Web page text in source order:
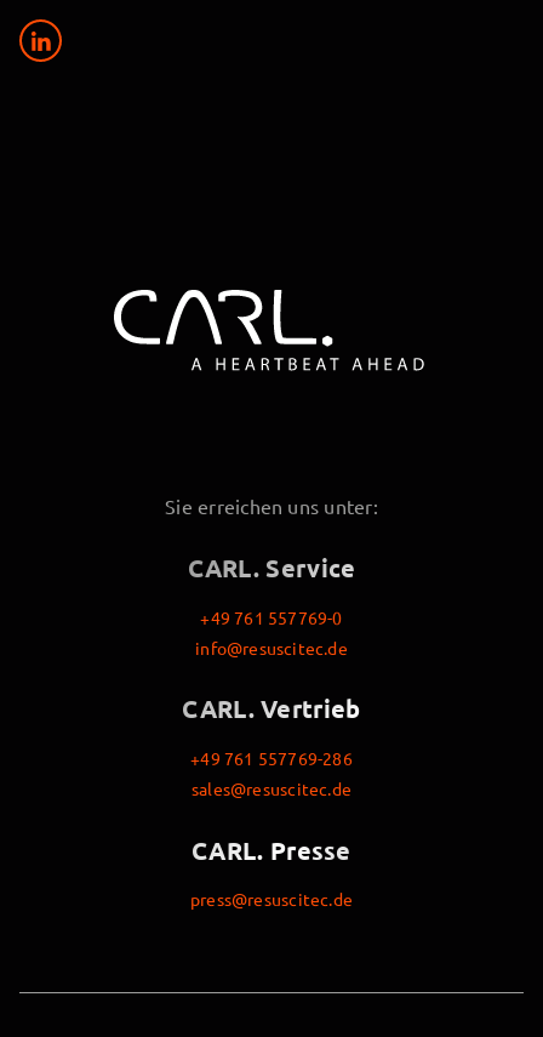
Sie erreichen uns unter:
CARL. Service
+49 761 557769-0
info@resuscitec.de
CARL. Vertrieb
+49 761 557769-286
sales@resuscitec.de
CARL. Presse
press@resuscitec.de